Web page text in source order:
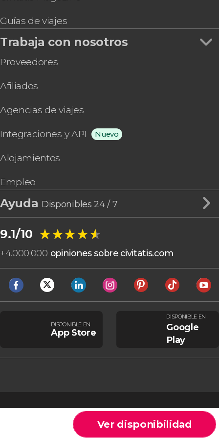
Ver disponibilidad
Guías de viajes
Trabaja con nosotros
Proveedores
Afiliados
Agencias de viajes
Integraciones y API Nuevo
Alojamientos
Empleo
Ayuda Disponibles 24 / 7
9.1/10 ★★★★★
★★★★★
+4.000.000 opiniones sobre civitatis.com
DISPONIBLE EN
App Store
DISPONIBLE EN
Google
Play
Condiciones generales Aviso legal Política de privacidad Cookies